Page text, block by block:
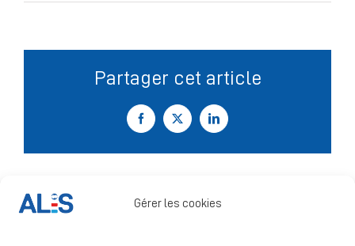
Gérer les cookies
Signalement
Partager cet article
Facebook
X LinkedIn